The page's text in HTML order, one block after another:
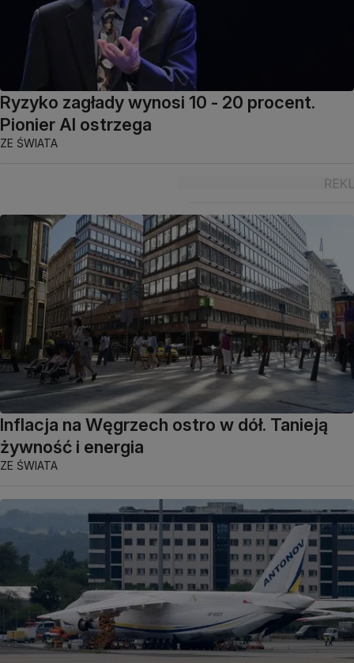
Ryzyko zagłady wynosi 10 - 20 procent.
Pionier AI ostrzega
ZE ŚWIATA
Inflacja na Węgrzech ostro w dół. Tanieją
żywność i energia
ZE ŚWIATA